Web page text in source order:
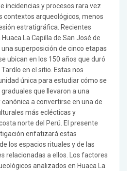
incidencias y procesos rara vez
contextos arqueológicos, menos
estratigráfica. Recientes
La Capilla de San José de
superposición de cinco etapas
ubican en los 150 años que duró
en el sitio. Estas nos
única para estudiar cómo se
que llevaron a una
a convertirse en una de
más eclécticas y
norte del Perú. El presente
enfatizará estas
los espacios rituales y de las
relacionadas a ellos. Los factores
analizados en Huaca La